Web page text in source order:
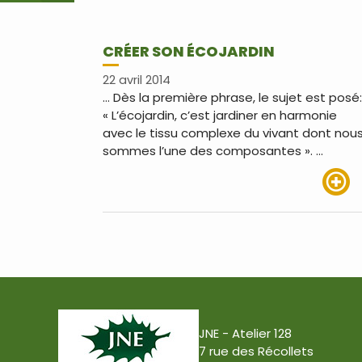
CRÉER SON ÉCOJARDIN
22 avril 2014
… Dès la première phrase, le sujet est posé:
« L’écojardin, c’est jardiner en harmonie
avec le tissu complexe du vivant dont
sommes l’une des composantes ». …
JNE - Atelier 128
7 rue des Récollets